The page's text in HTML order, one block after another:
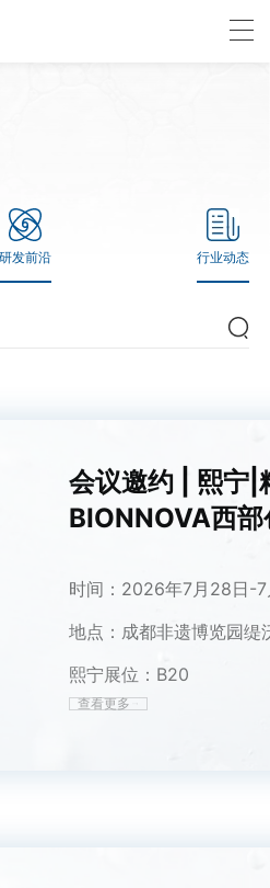
研发前沿 行业动态
会议邀约 | 熙宁|
BIONNOVA西
时间：2026年7月28日-
地点：成都非遗博览园缇
熙宁展位：B20
查看更多